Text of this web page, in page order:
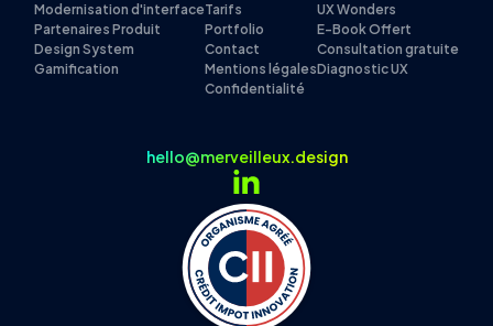
Modernisation d'interface
Partenaires Produit
Design System
Gamification
Tarifs
Portfolio
Contact
Mentions légales
Confidentialité
UX Wonders
E-Book Offert
Consultation gratuite
Diagnostic UX
hello@merveilleux.design